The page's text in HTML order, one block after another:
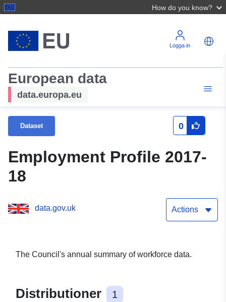
How do you know?
Logga in
European data
data.europa.eu
Dataset 0
Employment Profile 2017-
18
data.gov.uk Actions
The Council's annual summary of workforce data.
Distributioner 1